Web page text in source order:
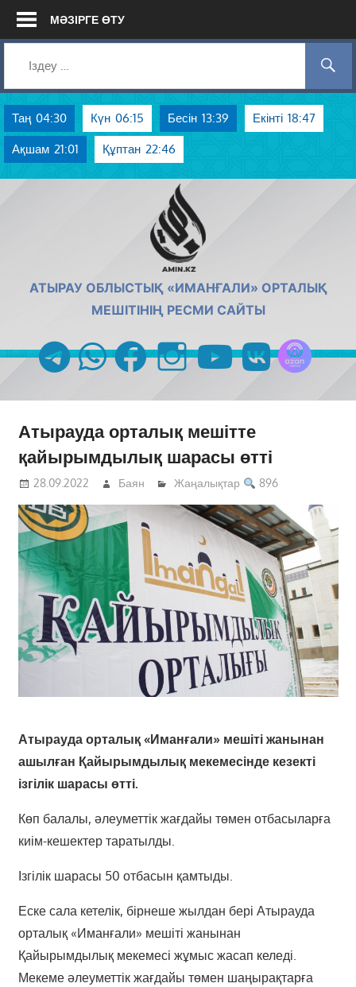
Skip
МӘЗІРГЕ ӨТУ
Таң 04:30 Күн 06:15 Бесін 13:39 Екінті 18:47
Ақшам 21:01 Құптан 22:46
АТЫРАУ ОБЛЫСТЫҚ «ИМАНҒАЛИ» ОРТАЛЫҚ
МЕШІТІНІҢ РЕСМИ САЙТЫ
telegramwhatsappfacebookinstagramyoutubevk
Атырауда орталық мешітте
қайырымдылық шарасы өтті
28.09.2022 Баян Жаңалықтар 896
Атырауда орталық «Иманғали» мешіті жанынан
ашылған Қайырымдылық мекемесінде кезекті
ізгілік шарасы өтті.
Көп балалы, әлеуметтік жағдайы төмен отбасыларға
киім-кешектер таратылды.
Ізгілік шарасы 50 отбасын қамтыды.
Еске сала кетелік, бірнеше жылдан бері Атырауда
орталық «Иманғали» мешіті жанынан
Қайырымдылық мекемесі жұмыс жасап келеді.
Мекеме әлеуметтік жағдайы төмен шаңырақтарға